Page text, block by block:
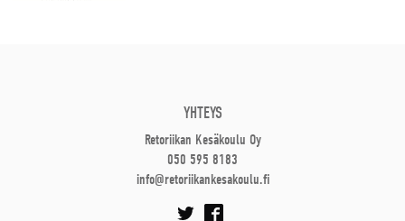
YHTEYS
Retoriikan Kesäkoulu Oy
050 595 8183
info@retoriikankesakoulu.fi